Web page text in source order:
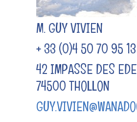
M. GUY VIVIEN
+ 33 (0)4 50 70 95 13
42 IMPASSE DES
74500 THOLLON